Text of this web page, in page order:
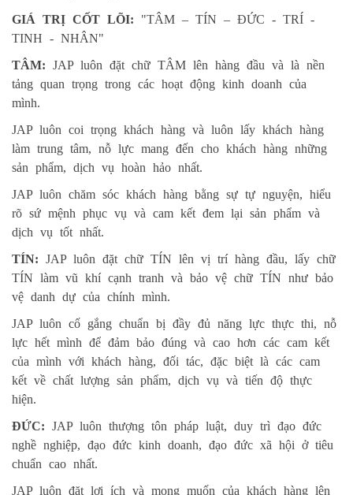
GIÁ TRỊ CỐT LÕI: "TÂM – TÍN – ĐỨC - TRÍ -
TINH - NHÂN"
TÂM: JAP luôn đặt chữ TÂM lên hàng đầu và là nền
tảng quan trọng trong các hoạt động kinh doanh của
mình.
JAP luôn coi trọng khách hàng và luôn lấy khách hàng
làm trung tâm, nỗ lực mang đến cho khách hàng những
sản phẩm, dịch vụ hoàn hảo nhất.
JAP luôn chăm sóc khách hàng bằng sự tự nguyện, hiểu
rõ sứ mệnh phục vụ và cam kết đem lại sản phẩm và
dịch vụ tốt nhất.
TÍN: JAP luôn đặt chữ TÍN lên vị trí hàng đầu, lấy chữ
TÍN làm vũ khí cạnh tranh và bảo vệ chữ TÍN như bảo
vệ danh dự của chính mình.
JAP luôn cố gắng chuẩn bị đầy đủ năng lực thực thi, nỗ
lực hết mình để đảm bảo đúng và cao hơn các cam kết
của mình với khách hàng, đối tác, đặc biệt là các cam
kết về chất lượng sản phẩm, dịch vụ và tiến độ thực
hiện.
ĐỨC: JAP luôn thượng tôn pháp luật, duy trì đạo đức
nghề nghiệp, đạo đức kinh doanh, đạo đức xã hội ở tiêu
chuẩn cao nhất.
JAP luôn đặt lợi ích và mong muốn của khách hàng lên